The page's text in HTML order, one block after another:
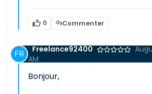
0 Commenter
Freelance92400
AM
Bonjour,